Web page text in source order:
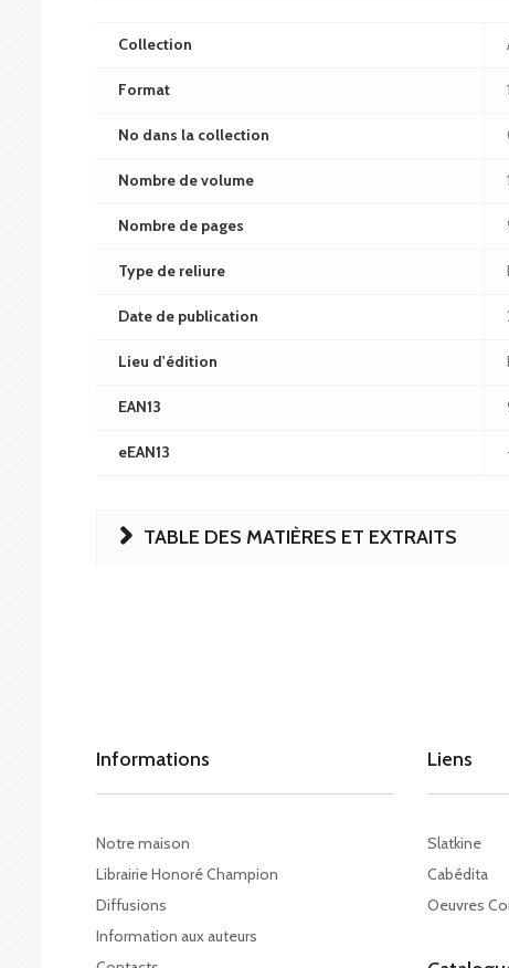
Collection
Format
No dans la collection
Nombre de volume 1
Nombre de pages
Type de reliure
Date de publication
Lieu d'édition
EAN13
eEAN13
TABLE DES MATIÈRES ET EXTRAITS
Informations
Notre maison
Librairie Honoré Champion
Diffusions
Information aux auteurs
Liens
Slatkine
Cabédita
Oeuvres